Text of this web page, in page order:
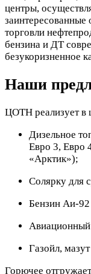
центры,
заинтересованные
торговли
бензина и ДТ
безукоризненное
Наши
ЦОТН реализует в
Дизельное
Евро 3, Евро
«Арктик»);
Солярку для
Бензин Аи-
Газойл,
Горючее